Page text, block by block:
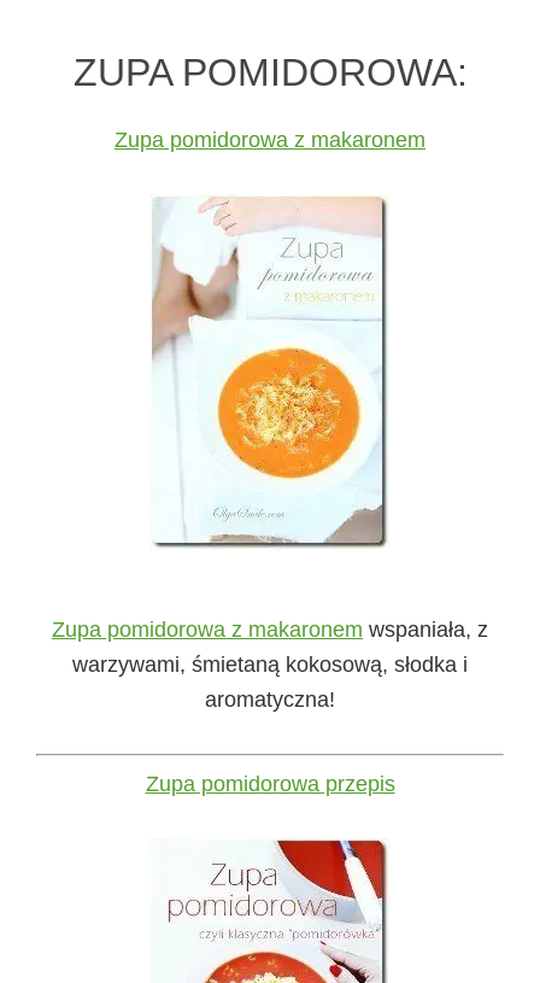
ZUPA POMIDOROWA:
Zupa pomidorowa z makaronem
Zupa pomidorowa z makaronem wspaniała, z
warzywami, śmietaną kokosową, słodka i
aromatyczna!
Zupa pomidorowa przepis